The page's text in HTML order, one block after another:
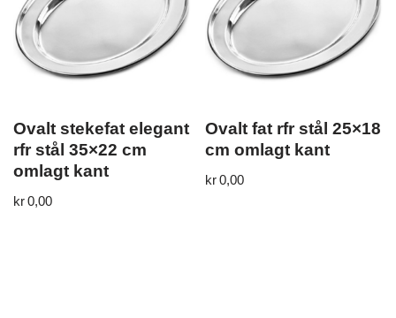
Ovalt stekefat elegant
rfr stål 35×22 cm
omlagt kant
kr0,00
Ovalt fat rfr stål 25×18
cm omlagt kant
kr0,00